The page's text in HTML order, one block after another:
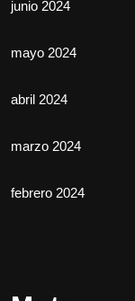
junio 2024
mayo 2024
abril 2024
marzo 2024
febrero 2024